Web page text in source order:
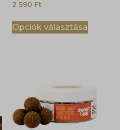
2 590 Ft
Opciók választása